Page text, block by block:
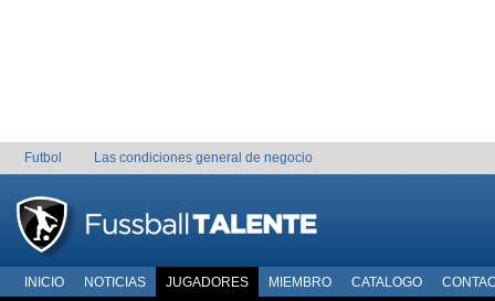
Futbol Las condiciones general de negocio
INICIO NOTICIAS JUGADORES MIEMBRO CATALOGO